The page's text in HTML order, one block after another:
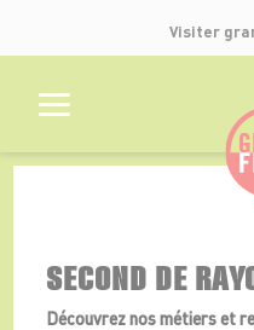
Visiter
SECOND DE
Découvrez nos métiers et